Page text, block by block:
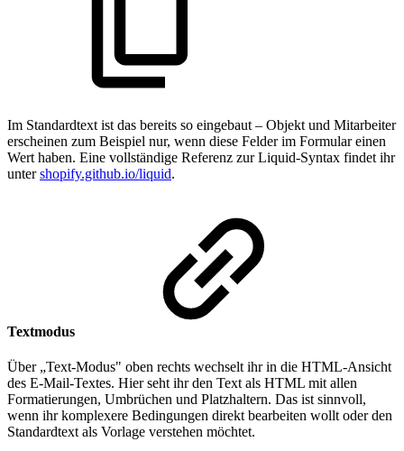
Im Standardtext ist das bereits so eingebaut – Objekt und Mitarbeiter
erscheinen zum Beispiel nur, wenn diese Felder im Formular einen
Wert haben. Eine vollständige Referenz zur Liquid-Syntax findet ihr
untershopify.github.io/liquid.
Textmodus
Über „Text-Modus" oben rechts wechselt ihr in die HTML-Ansicht
des E-Mail-Textes. Hier seht ihr den Text als HTML mit allen
Formatierungen, Umbrüchen und Platzhaltern. Das ist sinnvoll,
wenn ihr komplexere Bedingungen direkt bearbeiten wollt oder den
Standardtext als Vorlage verstehen möchtet.